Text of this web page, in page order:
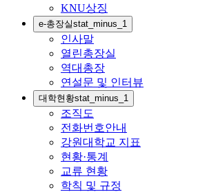
KNU상징
e-총장실stat_minus_1
인사말
열린총장실
역대총장
연설문 및 인터뷰
대학현황stat_minus_1
조직도
전화번호안내
강원대학교 지표
현황·통계
교류 현황
학칙 및 규정